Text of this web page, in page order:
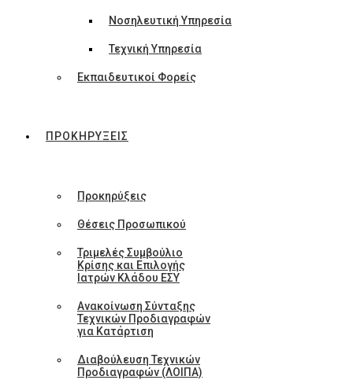
Νοσηλευτική Υπηρεσία
Τεχνική Υπηρεσία
Εκπαιδευτικοί Φορείς
ΠΡΟΚΗΡΥΞΕΙΣ
Προκηρύξεις
Θέσεις Προσωπικού
Τριμελές Συμβούλιο
Κρίσης και Επιλογής
Ιατρών Κλάδου ΕΣΥ
Ανακοίνωση Σύνταξης
Τεχνικών Προδιαγραφών
για Κατάρτιση
Διαβούλευση Τεχνικών
Προδιαγραφών (ΛΟΙΠΑ)